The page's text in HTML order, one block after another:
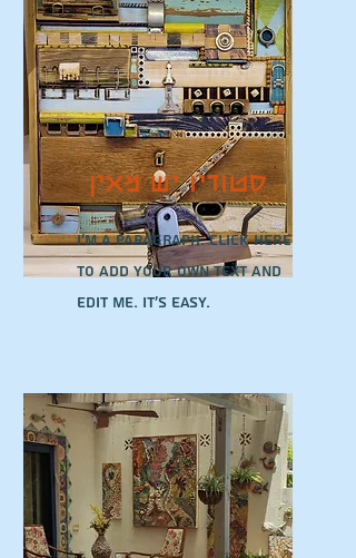
סטודיו יש מאין
I'm a paragraph. Click here
to add your own text and
edit me. It’s easy.